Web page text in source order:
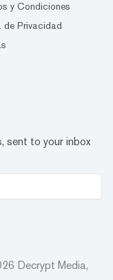
y Condiciones
de Privacidad
sent to your inbox
Decrypt Media,